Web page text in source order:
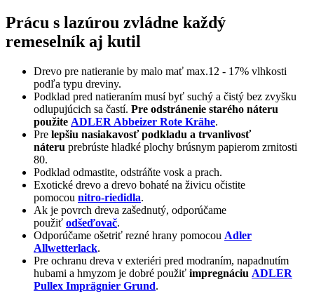
​Prácu s lazúrou zvládne každý
remeselník aj kutil
Drevo pre natieranie by malo mať max.12 - 17% vlhkosti
podľa typu dreviny.
Podklad pred natieraním musí byť suchý a čistý bez zvyšku
odlupujúcich sa častí. Pre odstránenie starého náteru
použite ADLER Abbeizer Rote Krähe.
Pre lepšiu nasiakavosť podkladu a trvanlivosť
náteru prebrúste hladké plochy brúsnym papierom zrnitosti
80.
Podklad odmastite, odstráňte vosk a prach.
Exotické drevo a drevo bohaté na živicu očistite
pomocou nitro-riedidla.
Ak je povrch dreva zašednutý, odporúčame
použiť odšeďovač.
Odporúčame ošetriť rezné hrany pomocou Adler
Allwetterlack.
Pre ochranu dreva v exteriéri pred modraním, napadnutím
hubami a hmyzom je dobré použiť impregnáciu ADLER
Pullex Imprägnier Grund.